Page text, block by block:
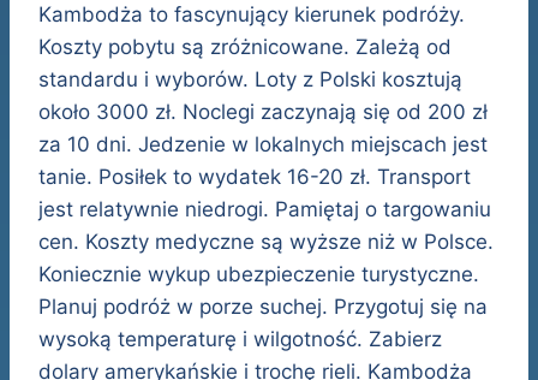
Kambodża to fascynujący kierunek podróży.
Koszty pobytu są zróżnicowane. Zależą od
standardu i wyborów. Loty z Polski kosztują
około 3000 zł. Noclegi zaczynają się od 200 zł
za 10 dni. Jedzenie w lokalnych miejscach jest
tanie. Posiłek to wydatek 16-20 zł. Transport
jest relatywnie niedrogi. Pamiętaj o targowaniu
cen. Koszty medyczne są wyższe niż w Polsce.
Koniecznie wykup ubezpieczenie turystyczne.
Planuj podróż w porze suchej. Przygotuj się na
wysoką temperaturę i wilgotność. Zabierz
dolary amerykańskie i trochę rieli. Kambodża